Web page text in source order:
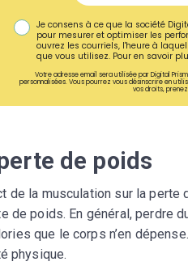
Je consens à ce que la société
pour mesurer et optimiser les
ouvrez les courriels, l'heure à
que vous utilisez. Pour en savoir
Votre adresse email sera utilisée par Digital
personnalisées. Vous pourrez vous désinscrire en
vos droits,
de poids
de la musculation sur la
de poids. En général, perdre
que le corps n’en
physique.